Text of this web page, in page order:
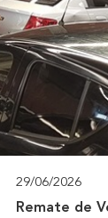
29/06/2026
Remate de